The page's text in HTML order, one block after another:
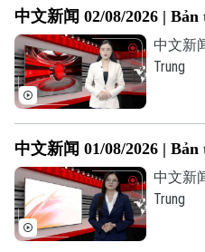
Xã hội
An ninh trật tự
Công nghệ
Người Hà Nội
Khoảnh khắc Hà Nội
Ẩm thực
Tin tức
Quân sự
Hồ sơ
Người Việt 4 phương
Kinh tế
Tin tức
Tài chính Ngân hàng
Doanh nghiệp
Nhà đất
Tin tức
Đầu tư
Căn hộ
Tàu và Xe
Ô tô
Tàu
Giáo dục
Tin tức
中文新闻 02/08/2026 |
中文新
Trung
中文新闻 01/08/2026 |
中文新
Trung